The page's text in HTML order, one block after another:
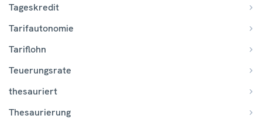
Tageskredit
Tarifautonomie
Tariflohn
Teuerungsrate
thesauriert
Thesaurierung